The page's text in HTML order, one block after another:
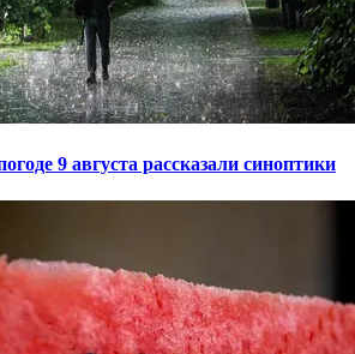
9 августа рассказали синоптики